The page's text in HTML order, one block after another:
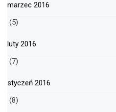
marzec 2016
(5)
luty 2016
(7)
styczeń 2016
(8)